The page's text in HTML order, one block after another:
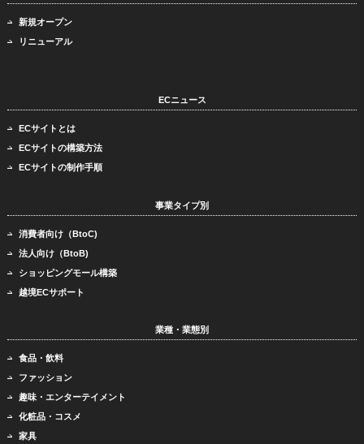
新規オープン
リニューアル
ECニュース
ECサイトとは
ECサイトの構築方法
ECサイトの制作手順
事業タイプ別
消費者向け（BtoC)
法人向け（BtoB)
ショッピングモール構築
越境ECサポート
業種・業態別
食品・飲料
ファッション
趣味・エンターテイメント
化粧品・コスメ
家具